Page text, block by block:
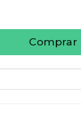
Comprar